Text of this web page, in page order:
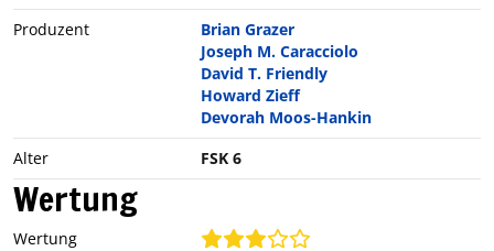
Produzent
Brian Grazer
Joseph M. Caracciolo
David T. Friendly
Howard Zieff
Devorah Moos-Hankin
Alter
FSK 6
Wertung
Wertung